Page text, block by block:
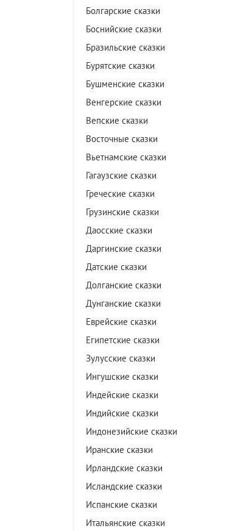
Болгарские сказки
Боснийские сказки
Бразильские сказки
Бурятские сказки
Бушменские сказки
Венгерские сказки
Вепские сказки
Восточные сказки
Вьетнамские сказки
Гагаузские сказки
Греческие сказки
Грузинские сказки
Даосские сказки
Даргинские сказки
Датские сказки
Долганские сказки
Дунганские сказки
Еврейские сказки
Египетские сказки
Зулусские сказки
Ингушские сказки
Индейские сказки
Индийские сказки
Индонезийские сказки
Иранские сказки
Ирландские сказки
Исландские сказки
Испанские сказки
Итальянские сказки